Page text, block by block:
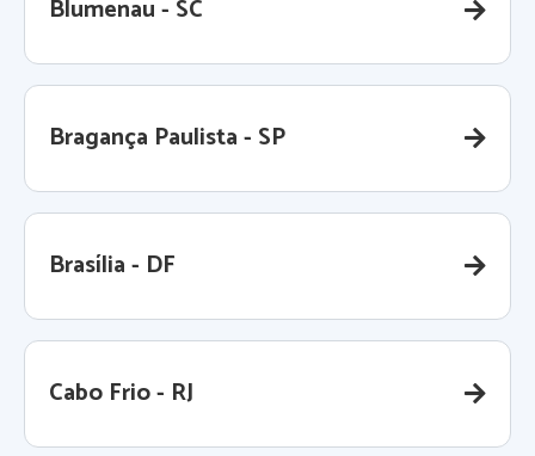
Blumenau - SC
Bragança Paulista - SP
Brasília - DF
Cabo Frio - RJ